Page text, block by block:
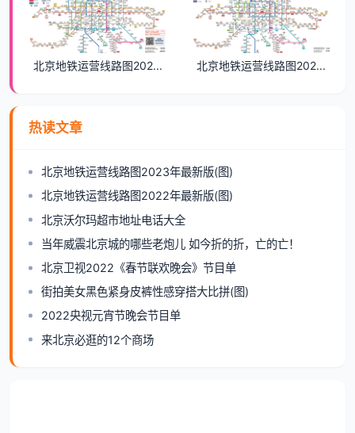
北京地铁运营线路图202... 北京地铁运营线路图202...
热读文章
北京地铁运营线路图2023年最新版(图)
北京地铁运营线路图2022年最新版(图)
北京沃尔玛超市地址电话大全
当年威震北京城的哪些老炮儿 如今折的折，亡的亡！
北京卫视2022《春节联欢晚会》节目单
街拍美女黑色紧身皮裤性感穿搭大比拼(图)
2022央视元宵节晚会节目单
来北京必逛的12个商场